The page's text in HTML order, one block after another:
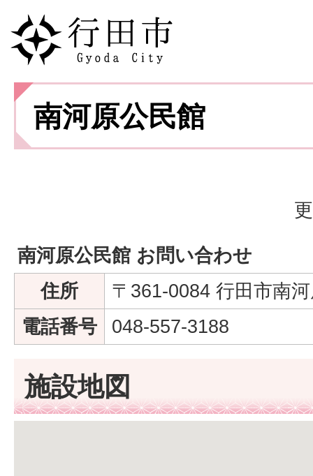
南河原公民館
南河原公民館 お問い合わせ
住所
〒361-0084 行田市南
電話番号
048-557-3188
施設地図